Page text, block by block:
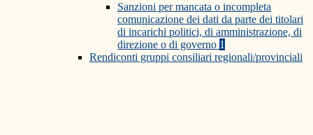
Sanzioni per mancata o incompleta
comunicazione dei dati da parte dei titolari
di incarichi politici, di amministrazione, di
direzione o di governo 1
Rendiconti gruppi consiliari regionali/provinciali